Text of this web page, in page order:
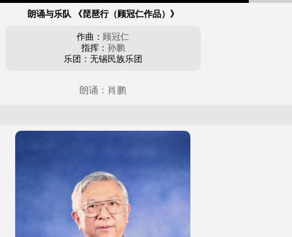
朗诵与乐队 《琵琶行（顾冠仁作品）》
作曲： 顾冠仁
指挥： 孙鹏
乐团：无锡民族乐团
朗诵：肖鹏